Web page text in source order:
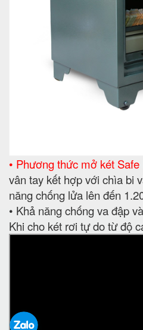
• Phương thức mở két Safe
vân tay kết hợp với chìa bi
năng chống lửa lên đến
• Khả năng chống va đập
Khi cho két rơi tự do từ độ